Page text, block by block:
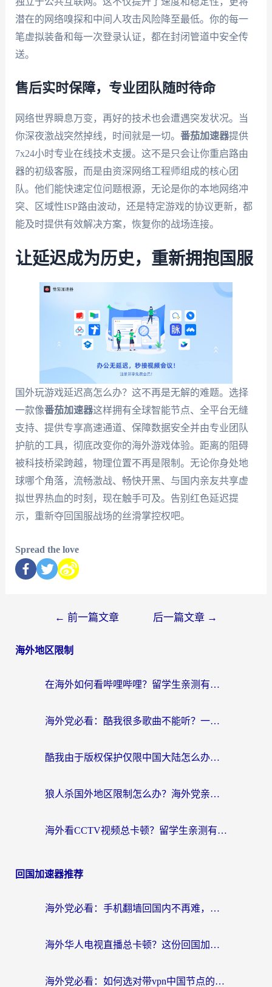
潜在的网络嗅探和中间人攻击风险降至最低。你的每一
笔虚拟装备和每一次登录认证，都在封闭管道中安全传
送。
售后实时保障，专业团队随时待命
网络世界瞬息万变，再好的技术也会遭遇突发状况。当
你深夜激战突然掉线，时间就是一切。 番茄加速器提供
7x24小时专业在线技术支援。这不是只会让你重启路由
器的初级客服，而是由资深网络工程师组成的核心团
队。他们能快速定位问题根源，无论是你的本地网络冲
突、区域性ISP路由波动，还是特定游戏的协议更新，都
能及时提供有效解决方案，恢复你的战场连接。
让延迟成为历史，重新拥抱国服
国外玩游戏延迟高怎么办？这不再是无解的难题。选择
一款像番茄加速器这样拥有全球智能节点、全平台无缝
支持、提供专享高速通道、保障数据安全并由专业团队
护航的工具，彻底改变你的海外游戏体验。距离的阻碍
被科技桥梁跨越，物理位置不再是限制。无论你身处地
球哪个角落，流畅激战、畅快开黑、与国内亲友共享虚
拟世界热血的时刻，现在触手可及。告别红色延迟提
示，重新夺回国服战场的丝滑掌控权吧。
Spread the love
← 前一篇文章 后一篇文章 →
海外地区限制
在海外如何看哔哩哔哩？留学生亲测有效的回国加速指南
海外党必看：酷我很多歌曲不能听？一招解决优酷版权限制+B站地域问题！
酷我由于版权保护仅限中国大陆怎么办？海外党亲测有效的解锁指南
狼人杀国外地区限制怎么办？海外党亲测有效的全场景回国加速指南
海外看CCTV视频总卡顿？留学生亲测有效的回国加速器选择指南
回国加速器推荐
海外党必看：手机翻墙回国内不再难，一篇搞定无缝访问国内资源指南
海外华人电视直播总卡顿？这份回国加速器选择指南帮你无缝看国内资源
海外党必看：如何选对带vpn中国节点的加速器？无缝访问国内资源全攻略